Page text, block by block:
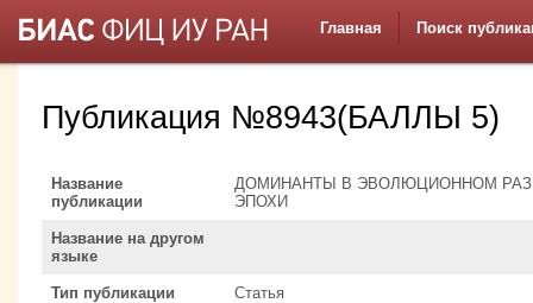
Главная Поиск
Публикация №8943(БАЛЛЫ 5)
Название
публикации
ДОМИНАНТЫ В ЭВОЛЮЦИОННОМ
ЭПОХИ
Название на другом
языке
Тип публикации Статья